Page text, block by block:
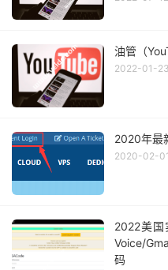
油管（
2022-01-23
2020年最
2020-02-01
2022美国
Voice/
码